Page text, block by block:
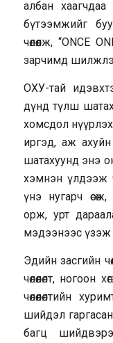
албан
бүтээмжийг
чөлөөлж, “ONCE
зарчимд
ОХУ-тай
дүнд түлш
хомсдол нүүрлэх
иргэд, аж
шатахуунд энэ
хэмнэн үлдээж
үнэ нугарч
орж, урт
мэдээнээс үзэж
Эдийн засгийн
чөлөөлөлт, ногоон
чөлөөлөлтийн
шийдэл
багц